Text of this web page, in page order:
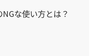
な使い方とは？